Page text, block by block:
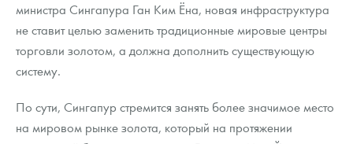
министра Сингапура Ган Ким Ёна, новая инфраструктура
не ставит целью заменить традиционные мировые центры
торговли золотом, а должна дополнить существующую
систему.
По сути, Сингапур стремится занять более значимое место
на мировом рынке золота, который на протяжении